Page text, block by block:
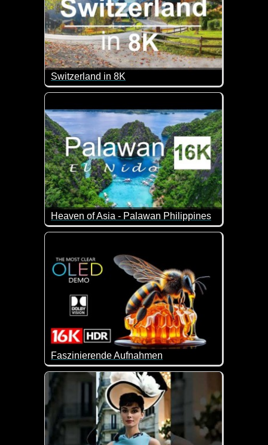
Switzerland in 8K
Geniale Eindrücke von der Schweiz. Einfach
Heaven of Asia - Palawan Philippines
Was für eine traumhafte Natur. Palawan ist die
Faszinierende Aufnahmen
Super Aufnahmen in einer Spitzenqualität.